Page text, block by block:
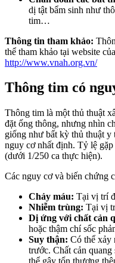
dị tật bẩm sinh như
tim…
Thông tin tham khảo:
thể tham khảo tại website
http://www.vnah.org.vn/
Thông tim có
Thông tim là một thủ thuật
đặt ống thông, nhưng nhìn
giống như bất kỳ thủ thuật y
nguy cơ nhất định. Tỷ lệ
(dưới 1/250 ca thực hiện).
Các nguy cơ và biến chứng
Chảy máu: Tại vị trí
Nhiễm trùng: Tại vị
Dị ứng với chất cản
hoặc thậm chí sốc
Suy thận: Có thể xảy
trước. Chất cản